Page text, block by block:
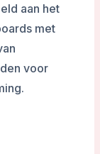
aan het
met
voor